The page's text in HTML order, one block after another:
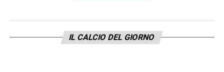
giorno si può imparare qualcosa di nuovo».
IL CALCIO DEL GIORNO